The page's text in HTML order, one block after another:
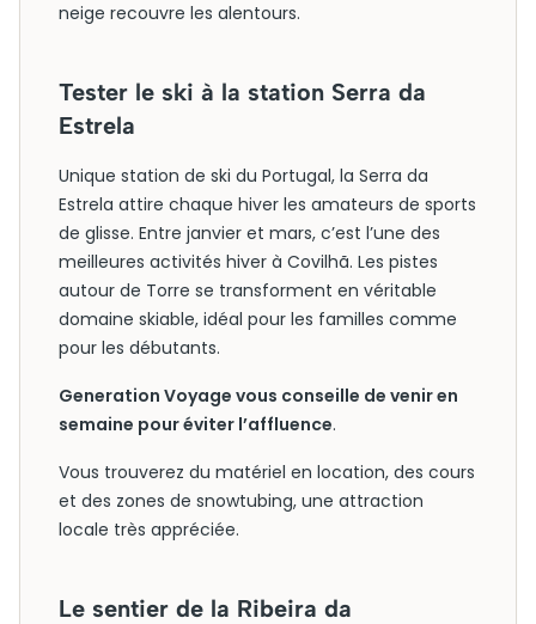
neige recouvre les alentours.
Tester le ski à la station Serra da
Estrela
Unique station de ski du Portugal, la Serra da
Estrela attire chaque hiver les amateurs de sports
de glisse. Entre janvier et mars, c’est l’une des
meilleures activités hiver à Covilhã. Les pistes
autour de Torre se transforment en véritable
domaine skiable, idéal pour les familles comme
pour les débutants.
Generation Voyage vous conseille de venir en
semaine pour éviter l’affluence.
Vous trouverez du matériel en location, des cours
et des zones de snowtubing, une attraction
locale très appréciée.
Le sentier de la Ribeira da